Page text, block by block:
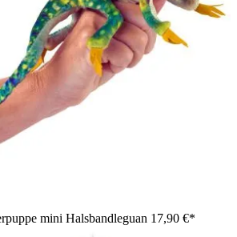
mini Halsbandleguan 17,90 €*